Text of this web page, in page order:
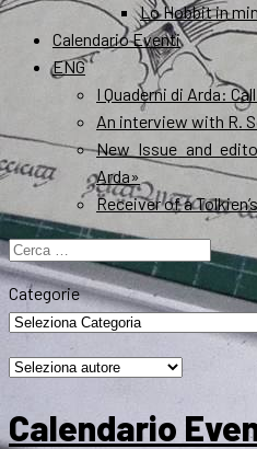
Lo Hobbit in
Calendario Eventi
ENG
I Quaderni di Arda:
An interview with R.
New Issue and
Arda»
Receiver of a
Ricerca
per:
Categorie
Calendario